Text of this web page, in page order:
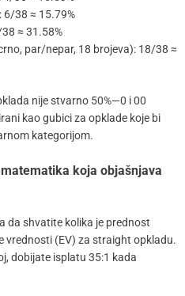
6/38 ≈ 15.79%
≈ 31.58%
par/nepar, 18 brojeva): 18/38 ≈
nije stvarno 50%—0 i 00
kao gubici za opklade koje bi
kategorijom.
koja objašnjava
da shvatite kolika je prednost
vrednosti (EV) za straight opkladu.
dobijate isplatu 35:1 kada